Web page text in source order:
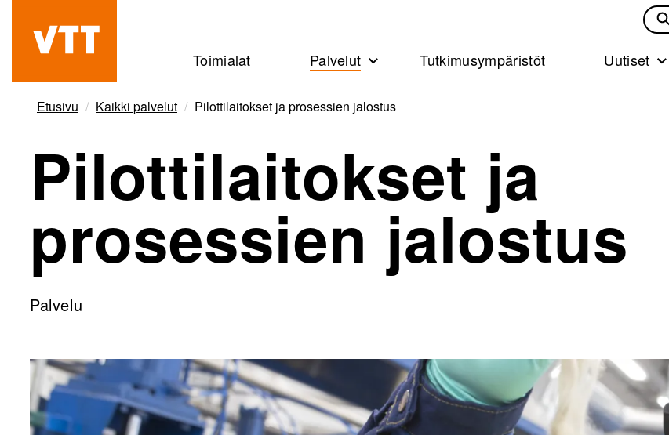
pääsisältöön
Beyond
the
obvious
Hae
Toimialat Palvelut Tutkimusympäristöt Uutiset
Etusivu Kaikki palvelut Pilottilaitokset ja prosessien jalostus
Pilottilaitokset ja
prosessien jalostus
Palvelu